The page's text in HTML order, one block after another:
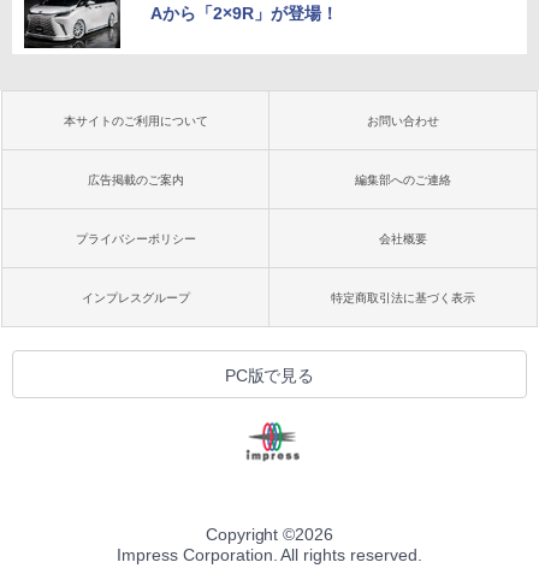
Aから「2×9R」が登場！
本サイトのご利用について お問い合わせ
広告掲載のご案内 編集部へのご連絡
プライバシーポリシー 会社概要
インプレスグループ 特定商取引法に基づく表示
PC版で見る
Copyright ©2026
Impress Corporation. All rights reserved.